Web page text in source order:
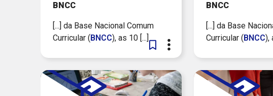
BNCC
[...] da Base Nacional Comum
Curricular (BNCC), as 10 [...]
BNCC
[...] da Base
Curricular (BNCC),